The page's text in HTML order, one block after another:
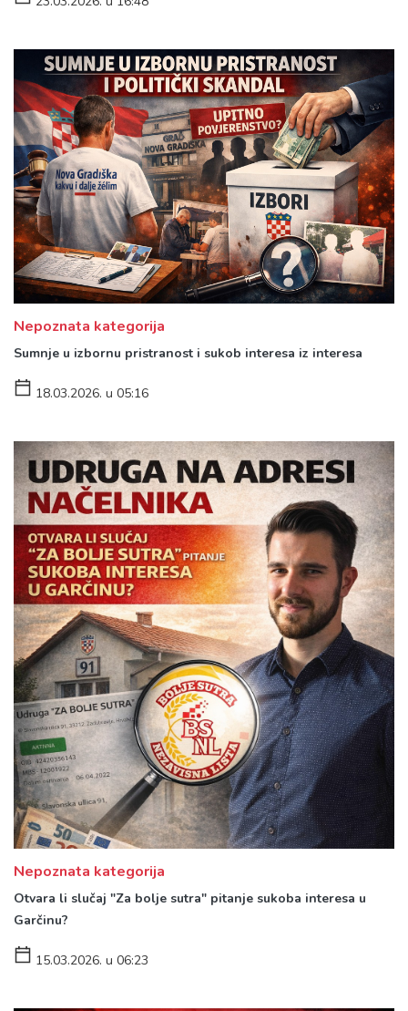
Nepoznata kategorija
Sumnje u izbornu pristranost i sukob interesa iz interesa
18.03.2026. u 05:16
Nepoznata kategorija
Otvara li slučaj "Za bolje sutra" pitanje sukoba interesa u
Garčinu?
15.03.2026. u 06:23